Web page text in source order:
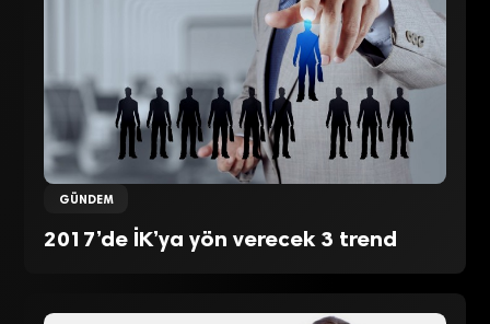
GÜNDEM
2017’de İK’ya yön verecek 3 trend